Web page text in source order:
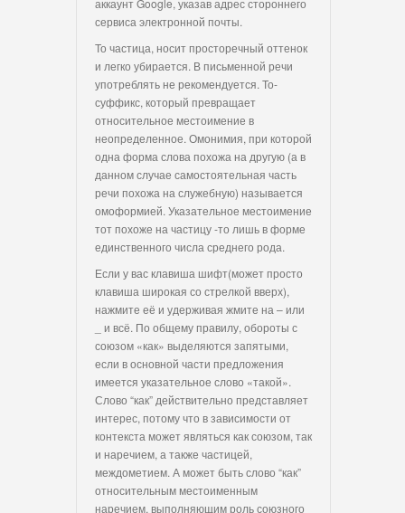
аккаунт Google, указав адрес стороннего
сервиса электронной почты.
То частица, носит просторечный оттенок
и легко убирается. В письменной речи
употреблять не рекомендуется. То-
суффикс, который превращает
относительное местоимение в
неопределенное. Омонимия, при которой
одна форма слова похожа на другую (а в
данном случае самостоятельная часть
речи похожа на служебную) называется
омоформией. Указательное местоимение
тот похоже на частицу -то лишь в форме
единственного числа среднего рода.
Если у вас клавиша шифт(может просто
клавиша широкая со стрелкой вверх),
нажмите её и удерживая жмите на – или
_ и всё. По общему правилу, обороты с
союзом «как» выделяются запятыми,
если в основной части предложения
имеется указательное слово «такой».
Слово “как” действительно представляет
интерес, потому что в зависимости от
контекста может являться как союзом, так
и наречием, а также частицей,
междометием. А может быть слово “как”
относительным местоименным
наречием, выполняющим роль союзного